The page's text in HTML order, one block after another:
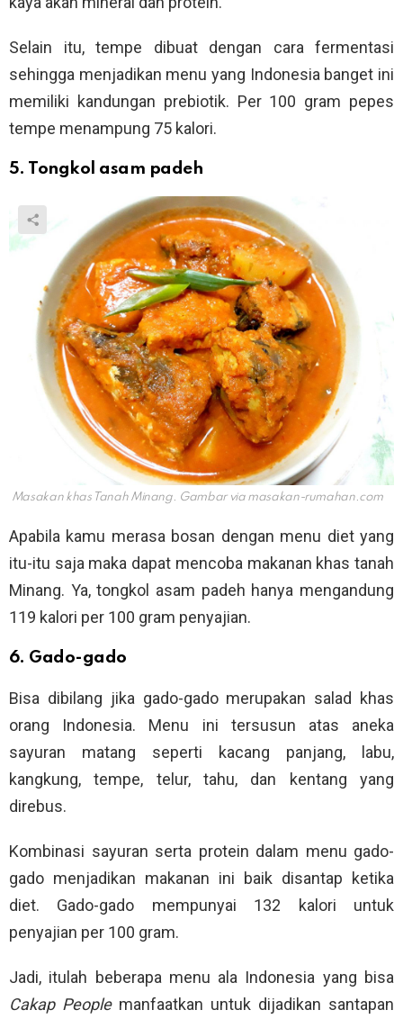
Selain itu, tempe dibuat dengan cara fermentasi
sehingga menjadikan menu yang Indonesia banget ini
memiliki kandungan prebiotik. Per 100 gram pepes
tempe menampung 75 kalori.
5. Tongkol asam padeh
Masakan khas Tanah Minang. Gambar via masakan-rumahan.com
Apabila kamu merasa bosan dengan menu diet yang
itu-itu saja maka dapat mencoba makanan khas tanah
Minang. Ya, tongkol asam padeh hanya mengandung
119 kalori per 100 gram penyajian.
6. Gado-gado
Bisa dibilang jika gado-gado merupakan salad khas
orang Indonesia. Menu ini tersusun atas aneka
sayuran matang seperti kacang panjang, labu,
kangkung, tempe, telur, tahu, dan kentang yang
direbus.
Kombinasi sayuran serta protein dalam menu gado-
gado menjadikan makanan ini baik disantap ketika
diet. Gado-gado mempunyai 132 kalori untuk
penyajian per 100 gram.
Jadi, itulah beberapa menu ala Indonesia yang bisa
Cakap People manfaatkan untuk dijadikan santapan